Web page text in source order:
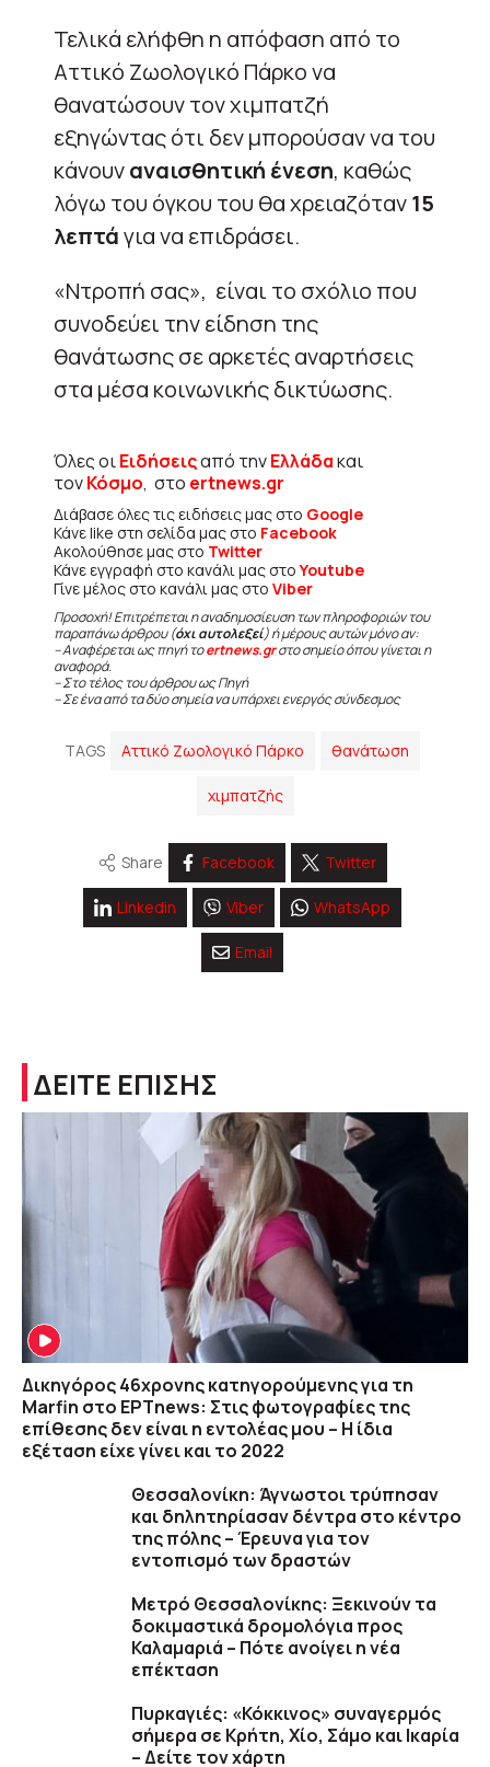
Τελικά ελήφθη η απόφαση από το
Αττικό Ζωολογικό Πάρκο να
θανατώσουν τον χιμπατζή
εξηγώντας ότι δεν μπορούσαν να του
κάνουναναισθητική ένεση, καθώς
λόγω του όγκου του θα χρειαζόταν15
λεπτάγια να επιδράσει.
«Ντροπή σας», είναι το σχόλιο που
συνοδεύει την είδηση της
θανάτωσης σε αρκετές αναρτήσεις
στα μέσα κοινωνικής δικτύωσης.
Όλες οιΕιδήσειςαπό τηνΕλλάδακαι
τονΚόσμο, στο ertnews.gr
Διάβασε όλες τις ειδήσεις μας στο Google
Κάνε like στη σελίδα μας στο Facebook
Ακολούθησε μας στο Twitter
Κάνε εγγραφή στο κανάλι μας στοYoutube
Γίνε μέλος στο κανάλι μας στο Viber
Προσοχή! Επιτρέπεται η αναδημοσίευση των πληροφοριών του
παραπάνω άρθρου (όχι αυτολεξεί) ή μέρους αυτών μόνο αν:
– Αναφέρεται ως πηγή τοertnews.grστο σημείο όπου γίνεται η
αναφορά.
– Στο τέλος του άρθρου ως Πηγή
– Σε ένα από τα δύο σημεία να υπάρχει ενεργός σύνδεσμος
TAGS Αττικό Ζωολογικό Πάρκο θανάτωση
χιμπατζής
Share Facebook Twitter
Linkedin Viber WhatsApp
Email
ΔΕΙΤΕ ΕΠΙΣΗΣ
Δικηγόρος 46χρονης κατηγορούμενης για τη
Marfin στο ΕΡΤnews: Στις φωτογραφίες της
επίθεσης δεν είναι η εντολέας μου – Η ίδια
εξέταση είχε γίνει και το 2022
Θεσσαλονίκη: Άγνωστοι τρύπησαν
και δηλητηρίασαν δέντρα στο κέντρο
της πόλης – Έρευνα για τον
εντοπισμό των δραστών
Μετρό Θεσσαλονίκης: Ξεκινούν τα
δοκιμαστικά δρομολόγια προς
Καλαμαριά – Πότε ανοίγει η νέα
επέκταση
Πυρκαγιές: «Κόκκινος» συναγερμός
σήμερα σε Κρήτη, Χίο, Σάμο και Ικαρία
– Δείτε τον χάρτη